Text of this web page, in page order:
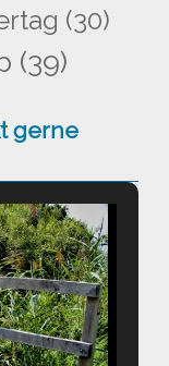
(30)
(39)
gerne